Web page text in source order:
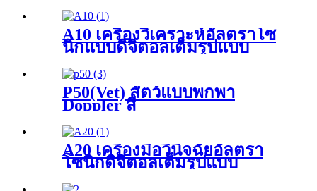
A10 เครื่องวิเคราะห์อัลตราโซ
นิกแบบดิจิตอลเต็มรูปแบบ
P50(Vet) สัตว์แบบพกพา
Doppler สี
A20 เครื่องมือวินิจฉัยอัลตรา
โซนิกดิจิตอลเต็มรูปแบบ